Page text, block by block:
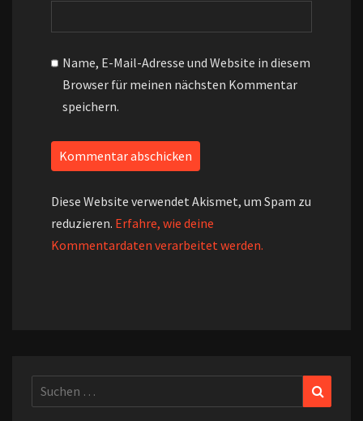
Name, E-Mail-Adresse und Website in diesem
Browser für meinen nächsten Kommentar
speichern.
Diese Website verwendet Akismet, um Spam zu
reduzieren. Erfahre, wie deine
Kommentardaten verarbeitet werden.
Suchen
nach: